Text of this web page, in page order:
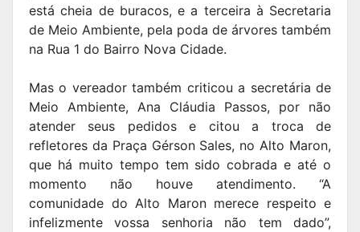
está cheia de buracos, e a terceira à Secretaria
de Meio Ambiente, pela poda de árvores também
na Rua 1 do Bairro Nova Cidade.
Mas o vereador também criticou a secretária de
Meio Ambiente, Ana Cláudia Passos, por não
atender seus pedidos e citou a troca de
refletores da Praça Gérson Sales, no Alto Maron,
que há muito tempo tem sido cobrada e até o
momento não houve atendimento. “A
comunidade do Alto Maron merece respeito e
infelizmente vossa senhoria não tem dado”,